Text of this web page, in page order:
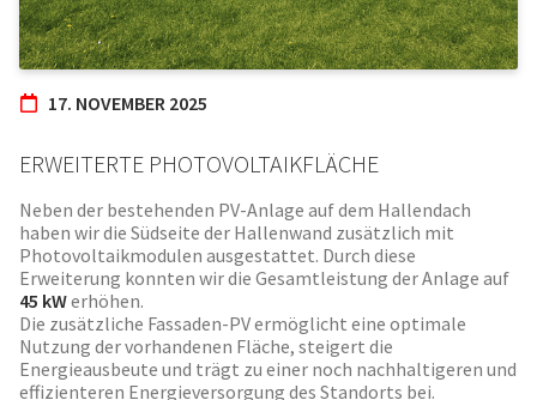
17. NOVEMBER 2025
ERWEITERTE PHOTOVOLTAIKFLÄCHE
Neben der bestehenden PV-Anlage auf dem Hallendach
haben wir die Südseite der Hallenwand zusätzlich mit
Photovoltaikmodulen ausgestattet. Durch diese
Erweiterung konnten wir die Gesamtleistung der Anlage auf
45 kWerhöhen.
Die zusätzliche Fassaden-PV ermöglicht eine optimale
Nutzung der vorhandenen Fläche, steigert die
Energieausbeute und trägt zu einer noch nachhaltigeren und
effizienteren Energieversorgung des Standorts bei.